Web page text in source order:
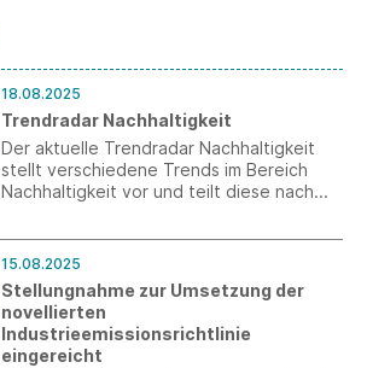
18.08.2025
Trendradar Nachhaltigkeit
Der aktuelle Trendradar Nachhaltigkeit
stellt verschiedene Trends im Bereich
Nachhaltigkeit vor und teilt diese nach
produzierende, kleine und mittlere
Unternehmen ein.
15.08.2025
Stellungnahme zur Umsetzung der
novellierten
Industrieemissionsrichtlinie
eingereicht